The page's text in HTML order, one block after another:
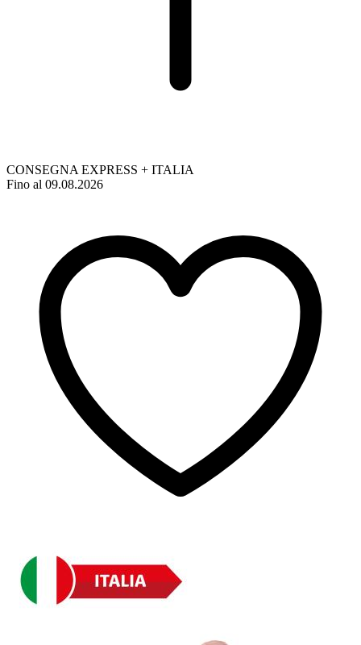
CONSEGNA EXPRESS + ITALIA
Fino al 09.08.2026